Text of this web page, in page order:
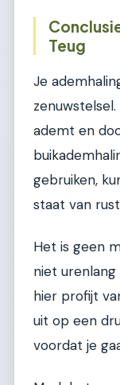
Teug
Je
ademt en
gebruiken,
staat van
Het is geen
niet
hier profijt
uit op een
voordat je